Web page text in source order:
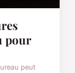
pour
peut